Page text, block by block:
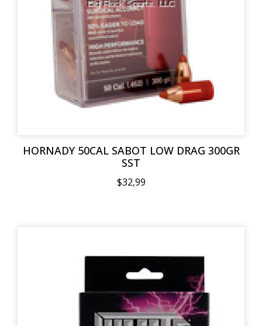
HORNADY 50CAL SABOT LOW DRAG 300GR
SST
$32,99